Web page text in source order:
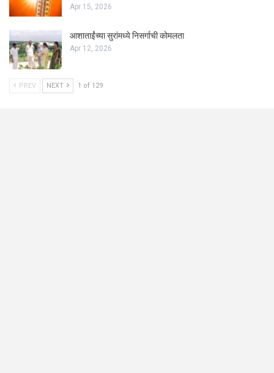
Apr 15, 2026
आशाताईंच्या सुरांमध्ये निसर्गाची कोमलता
Apr 12, 2026
PREV NEXT 1 of 129